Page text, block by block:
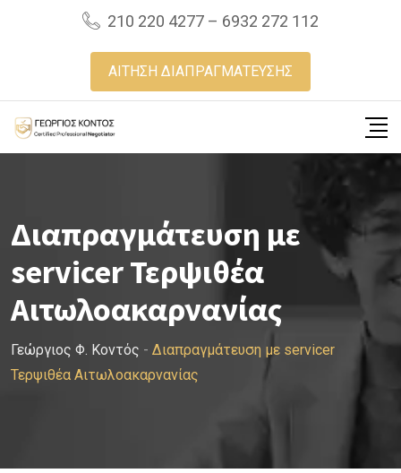
210 220 4277 – 6932 272 112
ΑΙΤΗΣΗ ΔΙΑΠΡΑΓΜΑΤΕΥΣΗΣ
Διαπραγμάτευση με
servicer Τερψιθέα
Αιτωλοακαρνανίας
Γεώργιος Φ. Κοντός - Διαπραγμάτευση με servicer
Τερψιθέα Αιτωλοακαρνανίας